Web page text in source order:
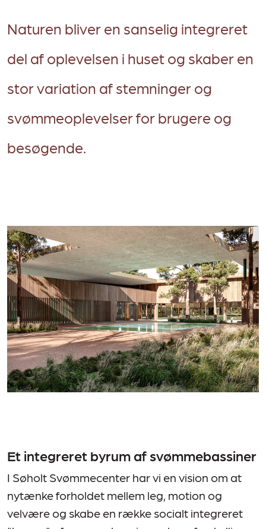
Naturen bliver en sanselig integreret
del af oplevelsen i huset og skaber en
stor variation af stemninger og
svømmeoplevelser for brugere og
besøgende.
Et integreret byrum af svømmebassiner
I Søholt Svømmecenter har vi en vision om at
nytænke forholdet mellem leg, motion og
velvære og skabe en række socialt integreret